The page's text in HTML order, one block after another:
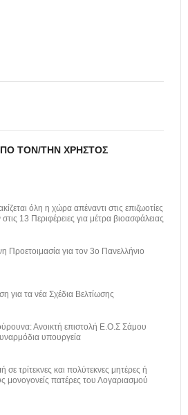
ΤΟΝ/ΤΗΝ ΧΡΉΣΤΟΣ
όλη η χώρα απέναντι στις επιζωοτίες
13 Περιφέρειες για μέτρα βιοασφάλειας
για τον 3ο Πανελλήνιο
τα νέα Σχέδια Βελτίωσης
Ανοικτή επιστολή Ε.Ο.Σ Σάμου
υπουργεία
τρίτεκνες και πολύτεκνες μητέρες ή
μονογονείς πατέρες του Λογαριασμού